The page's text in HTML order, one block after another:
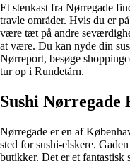
Et stenkast fra Nørregade
travle områder. Hvis du er
være tæt på andre
at være. Du kan nyde din
Nørreport, besøge
tur op i Rundetårn.
Sushi Nørregade
Nørregade er en af
sted for sushi-elskere.
butikker. Det er et